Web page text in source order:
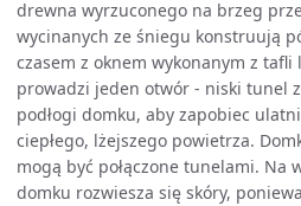
drewna wyrzuconego na brzeg
wycinanych ze śniegu konstruują
czasem z oknem wykonanym z
prowadzi jeden otwór - niski tunel
podłogi domku, aby zapobiec
ciepłego, lżejszego powietrza.
mogą być połączone tunelami. Na
domku rozwiesza się skóry,